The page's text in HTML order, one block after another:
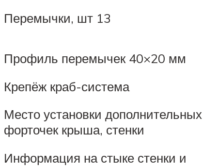
Перемычки, шт 13
Профиль перемычек 40×20 мм
Крепёж краб-система
Место установки дополнительных
форточек крыша, стенки
Информация на стыке стенки и